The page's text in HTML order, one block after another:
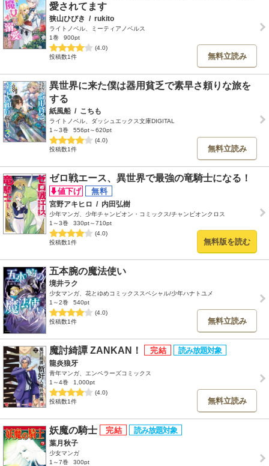
愛されてます
狭山ひびき / rukito
ライトノベル、ミーティアノベルス
1巻
900pt
(4.0)
投稿数1件
無料立読み
異世界に来た僕は器用貧乏で素早さ頼りな旅を
する
紙風船 / こちも
ライトノベル、ダッシュエックス文庫DIGITAL
1～3巻
556pt～620pt
(4.0)
投稿数1件
無料立読み
ゼロ戦エース、異世界で最強の竜騎士になる！
宮野アキヒロ / 内田弘樹
少年マンガ、少年チャンピオン・コミックス/チャンピオンクロス
1～3巻
330pt～710pt
(4.0)
投稿数1件
無料版を読む
五本腕の魔法使い
境井ラク
少女マンガ、花とゆめコミックススペシャル/少年ハナトユメ
1～2巻
540pt
(4.0)
投稿数1件
無料立読み
魔討綺譚 ZANKAN！
龍炎狼牙
青年マンガ、エンペラーズコミックス
1～4巻
1,000pt
(4.0)
投稿数1件
無料立読み
妖魔の騎士
葉月秋子
少女マンガ
1～7巻
300pt